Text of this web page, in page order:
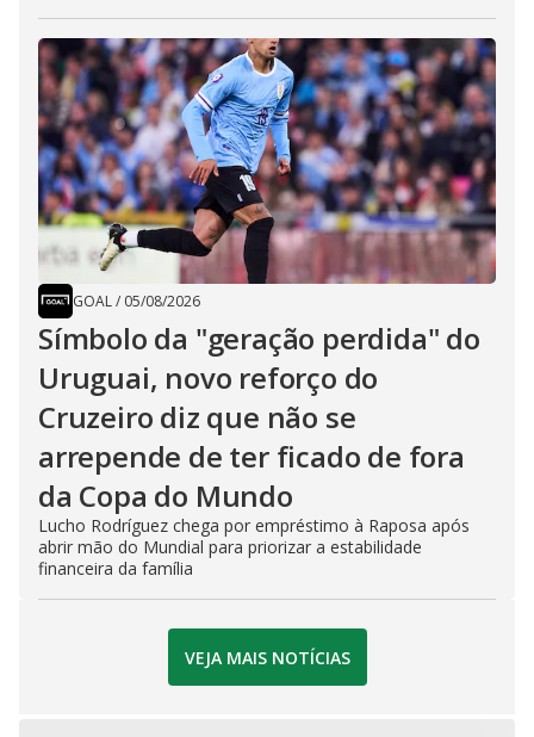
GOAL/ 05/08/2026
Símbolo da "geração perdida" do
Uruguai, novo reforço do
Cruzeiro diz que não se
arrepende de ter ficado de fora
da Copa do Mundo
Lucho Rodríguez chega por empréstimo à Raposa após
abrir mão do Mundial para priorizar a estabilidade
financeira da família
VEJA MAIS NOTÍCIAS